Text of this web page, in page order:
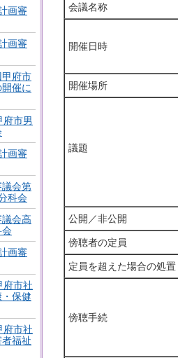
画審
画審
府市
催に
府市男
画審
議会第
科会
会高
会
画審
府市社
保健
府市社
福祉
会議名称
開催日時
開催場所
議題
公開／非公開
傍聴者の定員
定員を超えた場合の処置
傍聴手続